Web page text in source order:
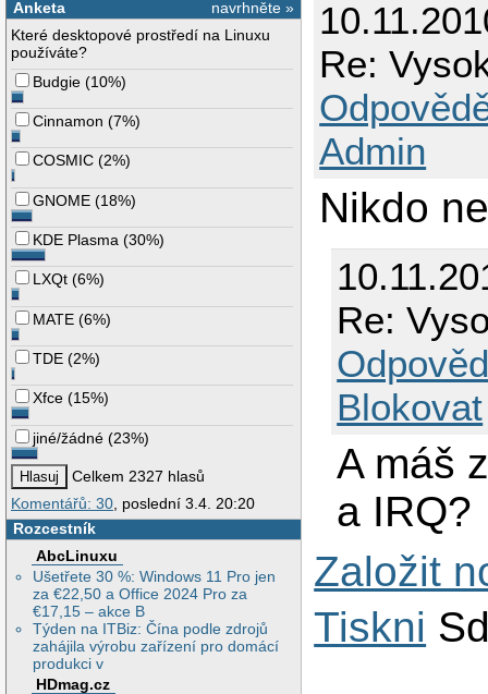
navrhněte »
Anketa
Které desktopové prostředí na Linuxu
používáte?
Budgie (10%)
Cinnamon (7%)
COSMIC (2%)
GNOME (18%)
KDE Plasma (30%)
LXQt (6%)
MATE (6%)
TDE (2%)
Xfce (15%)
jiné/žádné (23%)
Celkem 2327 hlasů
Komentářů: 30, poslední 3.4. 20:20
Rozcestník
AbcLinuxu
Ušetřete 30 %: Windows 11 Pro jen
za €22,50 a Office 2024 Pro za
€17,15 – akce B
Týden na ITBiz: Čína podle zdrojů
zahájila výrobu zařízení pro domácí
produkci v
HDmag.cz
Re:
Admin
Nikdo
Re:
Blokovat
A máš
a IRQ?
Založit
Tiskni